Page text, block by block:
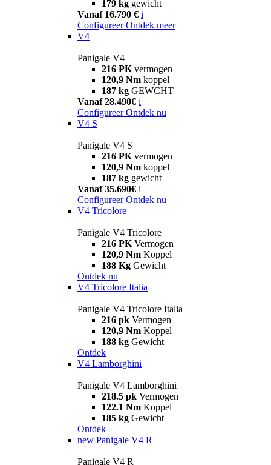
179 kg gewicht
Vanaf 16.790 € i
Configureer Ontdek meer
V4
Panigale V4
216 PK vermogen
120,9 Nm koppel
187 kg GEWCHT
Vanaf 28.490€ i
Configureer Ontdek nu
V4 S
Panigale V4 S
216 PK vermogen
120,9 Nm koppel
187 kg gewicht
Vanaf 35.690€ i
Configureer Ontdek nu
V4 Tricolore
Panigale V4 Tricolore
216 PK Vermogen
120,9 Nm Koppel
188 Kg Gewicht
Ontdek nu
V4 Tricolore Italia
Panigale V4 Tricolore Italia
216 pk Vermogen
120,9 Nm Koppel
188 kg Gewicht
Ontdek
V4 Lamborghini
Panigale V4 Lamborghini
218.5 pk Vermogen
122.1 Nm Koppel
185 kg Gewicht
Ontdek
new Panigale V4 R
Panigale V4 R